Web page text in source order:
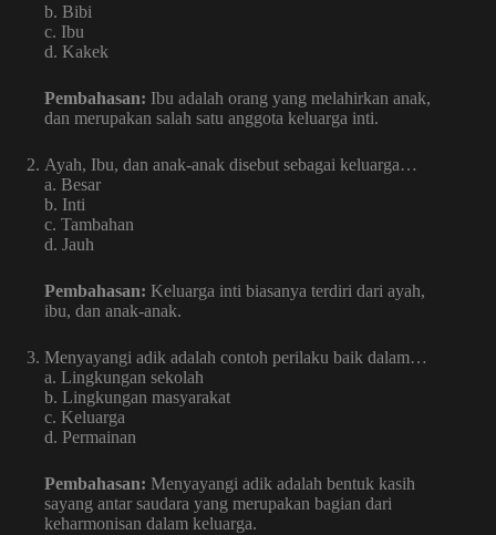
b. Bibi
c. Ibu
d. Kakek
Pembahasan: Ibu adalah orang yang melahirkan anak,
dan merupakan salah satu anggota keluarga inti.
Ayah, Ibu, dan anak-anak disebut sebagai keluarga…
a. Besar
b. Inti
c. Tambahan
d. Jauh
Pembahasan: Keluarga inti biasanya terdiri dari ayah,
ibu, dan anak-anak.
Menyayangi adik adalah contoh perilaku baik dalam…
a. Lingkungan sekolah
b. Lingkungan masyarakat
c. Keluarga
d. Permainan
Pembahasan: Menyayangi adik adalah bentuk kasih
sayang antar saudara yang merupakan bagian dari
keharmonisan dalam keluarga.